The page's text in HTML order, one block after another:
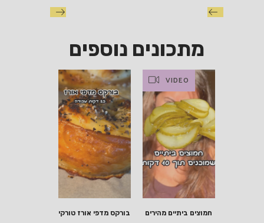
מתכונים נוספים
בורקס מדפי אורז טורקי
VIDEO
חמוצים ביתיים מהירים